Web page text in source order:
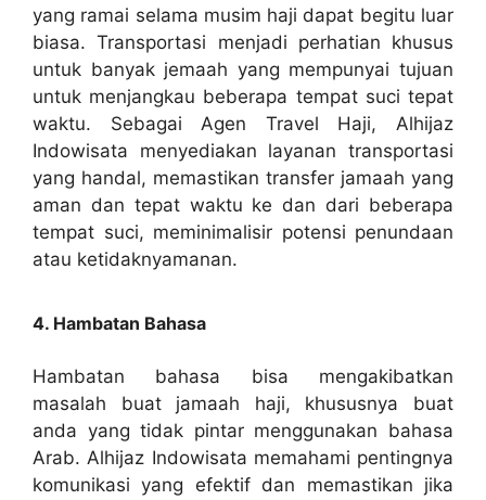
yang ramai selama musim haji dapat begitu luar
biasa. Transportasi menjadi perhatian khusus
untuk banyak jemaah yang mempunyai tujuan
untuk menjangkau beberapa tempat suci tepat
waktu. Sebagai Agen Travel Haji, Alhijaz
Indowisata menyediakan layanan transportasi
yang handal, memastikan transfer jamaah yang
aman dan tepat waktu ke dan dari beberapa
tempat suci, meminimalisir potensi penundaan
atau ketidaknyamanan.
4. Hambatan Bahasa
Hambatan bahasa bisa mengakibatkan
masalah buat jamaah haji, khususnya buat
anda yang tidak pintar menggunakan bahasa
Arab. Alhijaz Indowisata memahami pentingnya
komunikasi yang efektif dan memastikan jika